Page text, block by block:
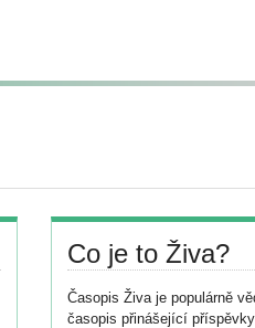
Co je to Živa?
Časopis Živa je populárně
časopis přinášející